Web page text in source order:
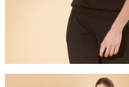
１．透過由恩沛科技股份有限公司提供之「
易，需依本服務之必要範圍內提供個人資料
權轉讓予恩沛科技股份有限公司。
２．關於個人資料處理事宜，請瀏覽以下網
https://aftee.tw/terms/#terms3
３．未成年的使用者請事先徵得法定代理人